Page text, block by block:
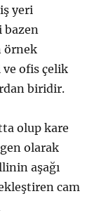
yeri
bazen
örnek
ve ofis çelik
biridir.
olup kare
olarak
aşağı
cam